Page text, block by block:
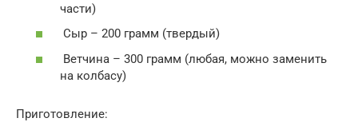
части)
Сыр – 200 грамм (твердый)
Ветчина – 300 грамм (любая, можно заменить
на колбасу)
Приготовление: